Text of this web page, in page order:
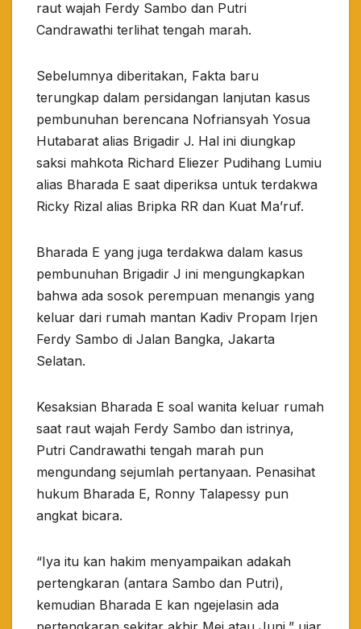
raut wajah Ferdy Sambo dan Putri
Candrawathi terlihat tengah marah.
Sebelumnya diberitakan, Fakta baru
terungkap dalam persidangan lanjutan kasus
pembunuhan berencana Nofriansyah Yosua
Hutabarat alias Brigadir J. Hal ini diungkap
saksi mahkota Richard Eliezer Pudihang Lumiu
alias Bharada E saat diperiksa untuk terdakwa
Ricky Rizal alias Bripka RR dan Kuat Ma’ruf.
Bharada E yang juga terdakwa dalam kasus
pembunuhan Brigadir J ini mengungkapkan
bahwa ada sosok perempuan menangis yang
keluar dari rumah mantan Kadiv Propam Irjen
Ferdy Sambo di Jalan Bangka, Jakarta
Selatan.
Kesaksian Bharada E soal wanita keluar rumah
saat raut wajah Ferdy Sambo dan istrinya,
Putri Candrawathi tengah marah pun
mengundang sejumlah pertanyaan. Penasihat
hukum Bharada E, Ronny Talapessy pun
angkat bicara.
“Iya itu kan hakim menyampaikan adakah
pertengkaran (antara Sambo dan Putri),
kemudian Bharada E kan ngejelasin ada